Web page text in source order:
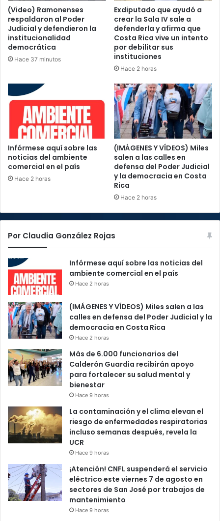
(Video) Ramonenses
respaldaron al Poder
Judicial y defendieron la
institucionalidad
democrática
Hace 37 minutos
Exdiputado que ayudó a
crear la Sala IV sale a
defenderla y afirma que
Costa Rica vive un intento
por debilitar sus
instituciones
Hace 2 horas
Infórmese aquí sobre las
noticias del ambiente
comercial en el país
Hace 2 horas
(IMÁGENES Y VÍDEOS) Miles
salen a las calles en
defensa del Poder Judicial
y la democracia en Costa
Rica
Hace 2 horas
Por Claudia González Rojas
Infórmese aquí sobre las noticias del
ambiente comercial en el país
Hace 2 horas
(IMÁGENES Y VÍDEOS) Miles salen a las
calles en defensa del Poder Judicial y la
democracia en Costa Rica
Hace 2 horas
Más de 6.000 funcionarios del
Calderón Guardia recibirán apoyo
para fortalecer su salud mental y
bienestar
Hace 9 horas
La contaminación y el clima elevan el
riesgo de enfermedades respiratorias
incluso semanas después, revela la
UCR
Hace 9 horas
¡Atención! CNFL suspenderá el servicio
eléctrico este viernes 7 de agosto en
sectores de San José por trabajos de
mantenimiento
Hace 9 horas